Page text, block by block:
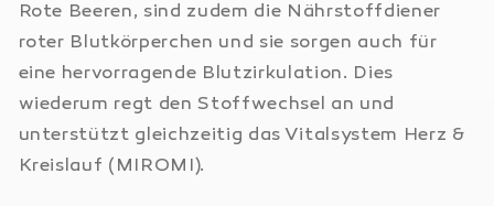
Rote Beeren, sind zudem die Nährstoffdiener
roter Blutkörperchen und sie sorgen auch für
eine hervorragende Blutzirkulation. Dies
wiederum regt den Stoffwechsel an und
unterstützt gleichzeitig das Vitalsystem Herz &
Kreislauf (MIROMI).